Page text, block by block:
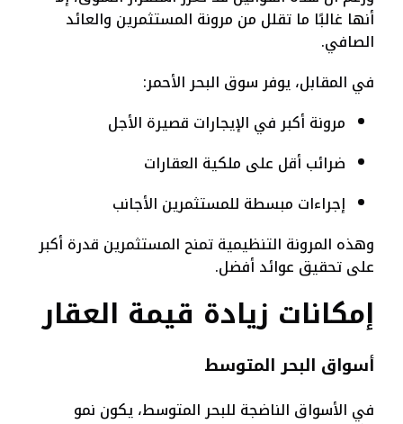
أنها غالبًا ما تقلل من مرونة المستثمرين والعائد
الصافي.
في المقابل، يوفر سوق البحر الأحمر:
مرونة أكبر في الإيجارات قصيرة الأجل
ضرائب أقل على ملكية العقارات
إجراءات مبسطة للمستثمرين الأجانب
وهذه المرونة التنظيمية تمنح المستثمرين قدرة أكبر
على تحقيق عوائد أفضل.
إمكانات زيادة قيمة العقار
أسواق البحر المتوسط
في الأسواق الناضجة للبحر المتوسط، يكون نمو